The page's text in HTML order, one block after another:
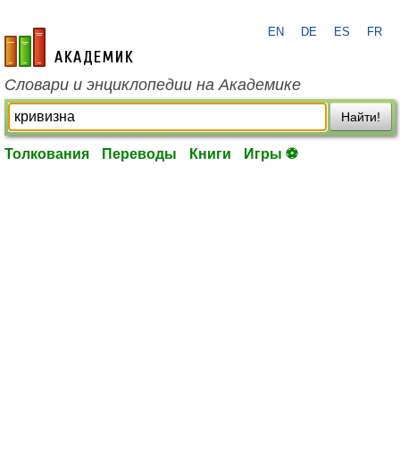
academic.ru
EN DE ES FR
Словари и энциклопедии на Академике
Найти!
Толкования Переводы Книги Игры ⚽